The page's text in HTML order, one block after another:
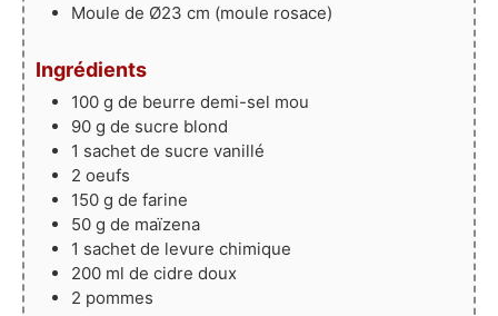
Moule de Ø23 cm (moule rosace)
Ingrédients
100 g de beurre demi-sel mou
90 g de sucre blond
1 sachet de sucre vanillé
2 oeufs
150 g de farine
50 g de maïzena
1 sachet de levure chimique
200 ml de cidre doux
2 pommes